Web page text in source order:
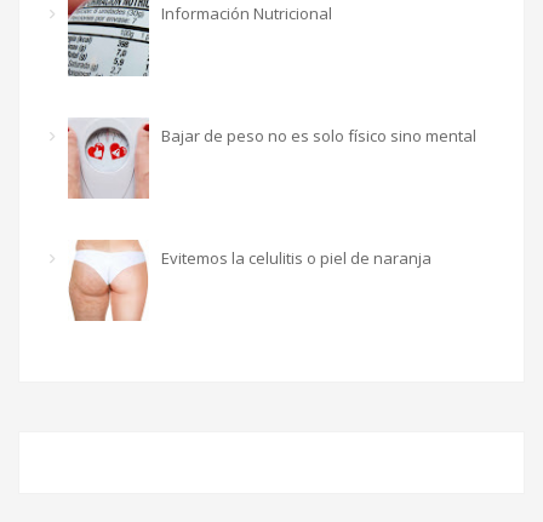
Información Nutricional
Bajar de peso no es solo físico sino mental
Evitemos la celulitis o piel de naranja